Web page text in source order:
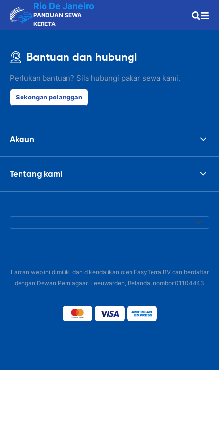
Rio De Janeiro
PANDUAN SEWA
KERETA
Bantuan dan hubungi
Perlukan bantuan? Sila hubungi pakar sewa kami.
Sokongan pelanggan
Akaun
Tentang kami
Laman web ini dimiliki dan dikendalikan oleh EasyTerra BV dan berdaftar
dengan Dewan Perniagaan Leeuwarden, Belanda, nombor 01104443